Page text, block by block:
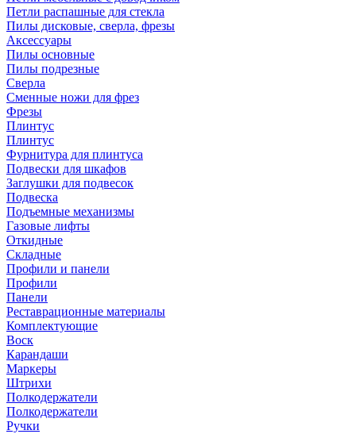
Петли распашные для стекла
Пилы дисковые, сверла, фрезы
Аксессуары
Пилы основные
Пилы подрезные
Сверла
Сменные ножи для фрез
Фрезы
Плинтус
Плинтус
Фурнитура для плинтуса
Подвески для шкафов
Заглушки для подвесок
Подвеска
Подъемные механизмы
Газовые лифты
Откидные
Складные
Профили и панели
Профили
Панели
Реставрационные материалы
Комплектующие
Воск
Карандаши
Маркеры
Штрихи
Полкодержатели
Полкодержатели
Ручки